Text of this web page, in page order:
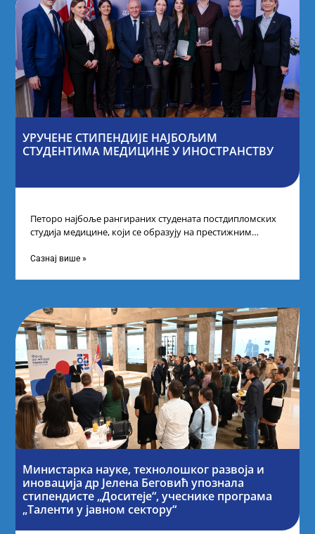
УРУЧЕНЕ СТИПЕНДИЈЕ НАЈБОЉИМ
СТУДЕНТИМА МЕДИЦИНЕ У ИНОСТРАНСТВУ
Петоро најбоље рангираних студената постдипломских
студија медицине, који се образују на престижним
стипендије од
Сазнај више »
Министарка науке, технолошког развоја и
иновација др Јелена Беговић упознала
стипендисте „Доситеје“, учеснике програма
„Таленти у јавном сектору“